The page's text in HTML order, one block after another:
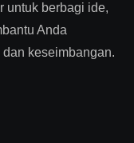
untuk berbagi ide,
Anda
keseimbangan.